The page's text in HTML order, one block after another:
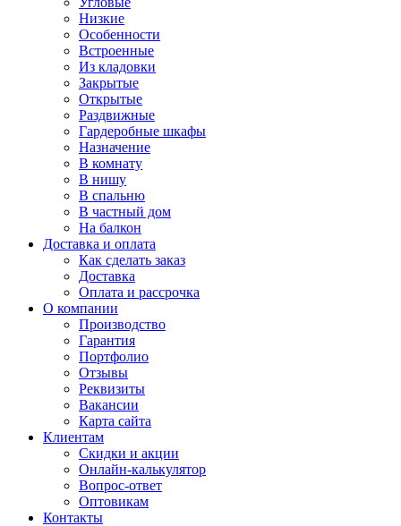
Низкие
Особенности
Встроенные
Из кладовки
Закрытые
Открытые
Раздвижные
Гардеробные шкафы
Назначение
В комнату
В нишу
В спальню
В частный дом
На балкон
Доставка и оплата
Как сделать заказ
Доставка
Оплата и рассрочка
О компании
Производство
Гарантия
Портфолио
Отзывы
Реквизиты
Вакансии
Карта сайта
Клиентам
Скидки и акции
Онлайн-калькулятор
Вопрос-ответ
Оптовикам
Контакты